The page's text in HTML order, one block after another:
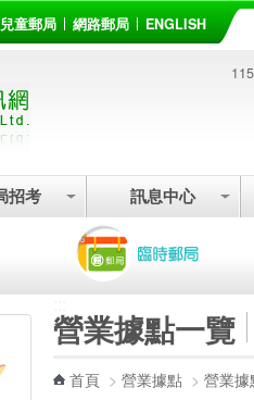
兒童郵局 網路郵局 ENGLISH
招考 訊息中心
營業據點一覽
首頁 > 營業據點 > 營業據